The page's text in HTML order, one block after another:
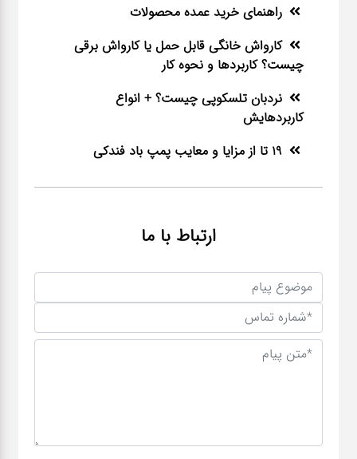
راهنمای خرید عمده محصولات
کارواش خانگی قابل حمل یا کارواش برقی
چیست؟ کاربردها و نحوه کار
نردبان تلسکوپی چیست؟ + انواع
کاربردهایش
19 تا از مزایا و معایب پمپ باد فندکی
ارتباط با ما